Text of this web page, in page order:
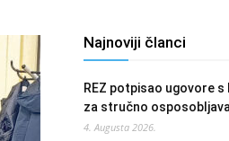
Najnoviji članci
REZ potpisao ugovore
za stručno
4. Augusta 2026.